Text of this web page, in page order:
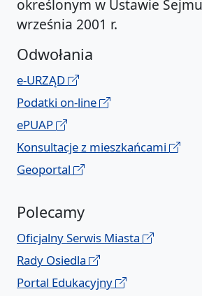
określonym w Ustawie
września 2001 r.
Odwołania
e-URZĄD
Podatki on-line
ePUAP
Konsultacje z mieszkańcami
Geoportal
Polecamy
Oficjalny Serwis Miasta
Rady Osiedla
Portal Edukacyjny